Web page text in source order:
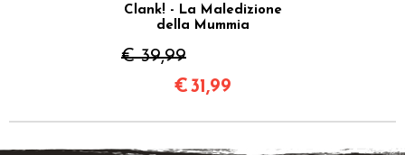
Clank! - La Maledizione
della Mummia
€ 39,99
€31,99